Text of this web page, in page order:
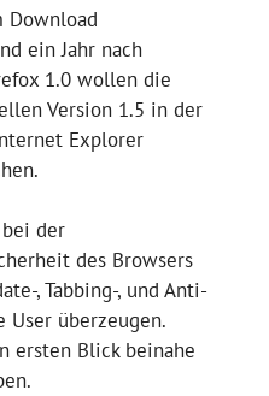
ein Jahr nach
1.0 wollen die
Version 1.5 in der
Explorer
bei der
des Browsers
, Tabbing-, und Anti-
User überzeugen.
ersten Blick beinahe